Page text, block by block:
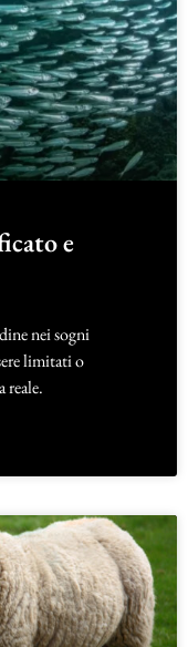
e
nei sogni
limitati o
reale.